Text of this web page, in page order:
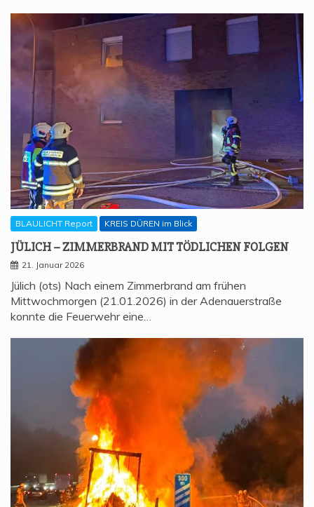
BLAULICHT Report KREIS DÜREN im Blick
JÜLICH – ZIM­MER­BRAND MIT TÖD­LI­CHEN FOLGEN
21. Januar 2026
Jülich (ots) Nach einem Zimmerbrand am frühen
Mittwochmorgen (21.01.2026) in der Adenauerstraße
konnte die Feuerwehr eine…